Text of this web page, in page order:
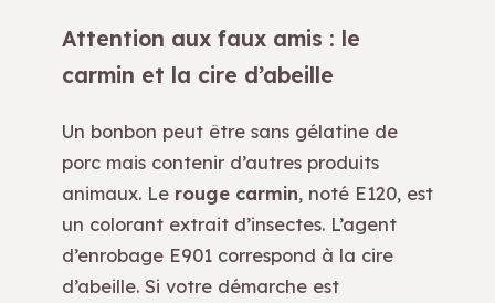
Attention aux faux amis : le
carmin et la cire d’abeille
Un bonbon peut être sans gélatine de
porc mais contenir d’autres produits
animaux. Le rouge carmin, noté E120, est
un colorant extrait d’insectes. L’agent
d’enrobage E901 correspond à la cire
d’abeille. Si votre démarche est